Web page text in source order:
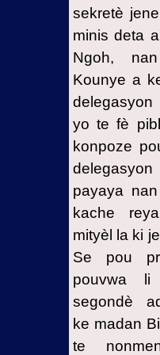
sekretè
minis deta
Ngoh,
Kounye a
yo te fè
konpoze
payaya
kache
mityèl la ki
Se pou
pouvwa li
segondè
ke madan
te